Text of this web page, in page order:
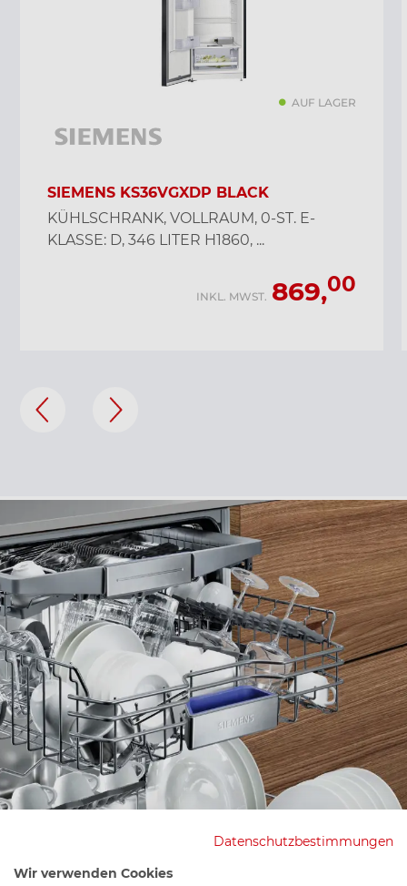
AUF LAGER
SIEMENS KS36VGXDP BLACK
KÜHLSCHRANK, VOLLRAUM, 0-ST. E-
KLASSE: D, 346 LITER H1860, ...
INKL. MWST. 869,00
Datenschutzbestimmungen
Wir verwenden Cookies